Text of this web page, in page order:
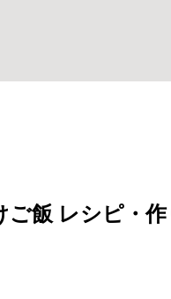
ご飯 レシピ・